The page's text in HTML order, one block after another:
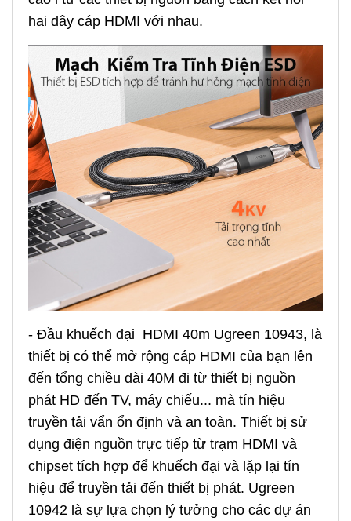
hai dây cáp HDMI với nhau.
- Đầu khuếch đại HDMI 40m Ugreen 10943, là
thiết bị có thể mở rộng cáp HDMI của bạn lên
đến tổng chiều dài 40M đi từ thiết bị nguồn
phát HD đến TV, máy chiếu... mà tín hiệu
truyền tải vẩn ổn định và an toàn. Thiết bị sử
dụng điện nguồn trực tiếp từ trạm HDMI và
chipset tích hợp để khuếch đại và lặp lại tín
hiệu để truyền tải đến thiết bị phát. Ugreen
10942 là sự lựa chọn lý tưởng cho các dự án